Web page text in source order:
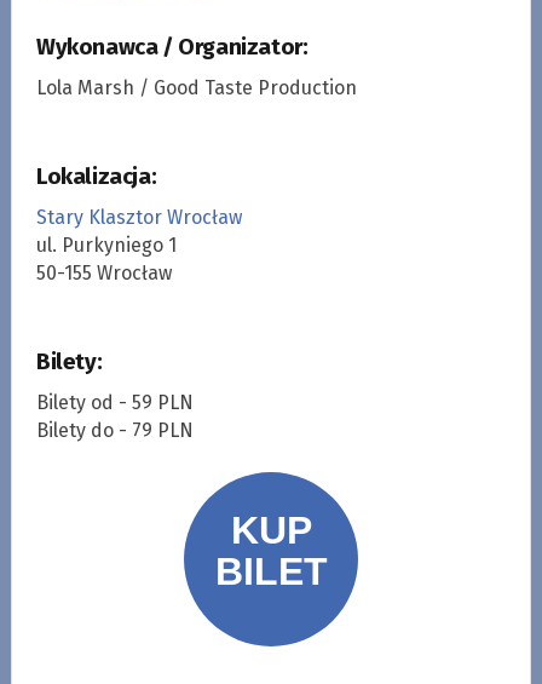
Wykonawca / Organizator:
Lola Marsh / Good Taste Production
Lokalizacja:
Stary Klasztor Wrocław
ul. Purkyniego 1
50-155 Wrocław
Bilety:
Bilety od - 59 PLN
Bilety do - 79 PLN